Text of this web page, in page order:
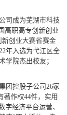
司成为芜湖市科技
高职高专创新创业
新创业大赛省赛金
年入选为弋江区全
学院杰出校友；
团控股子公司26家
著作权44件，实用
字经济平台运营、